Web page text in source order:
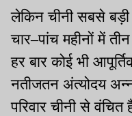
लेकिन चीनी सबसे बड़ी
चार–पांच महीनों में
हर बार कोई भी
नतीजतन अंत्योदय
परिवार चीनी से